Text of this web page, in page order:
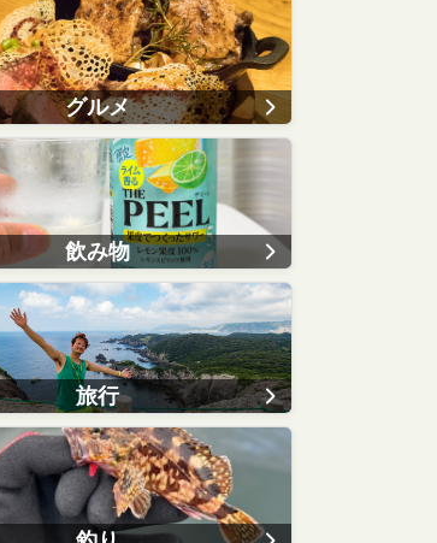
グルメ
飲み物
旅行